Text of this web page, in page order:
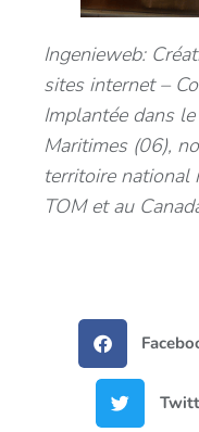
Ingenieweb:
sites internet –
Implantée dans
Maritimes (06),
territoire national
TOM et au